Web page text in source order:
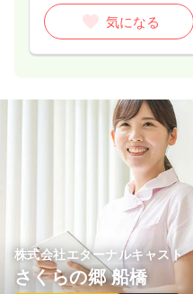
気になる
株式会社エターナルキャスト
さくらの郷 船橋